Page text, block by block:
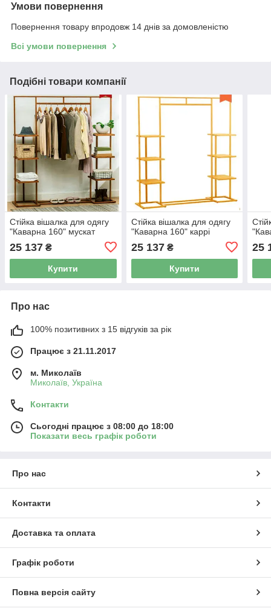
Умови повернення
Повернення товару впродовж 14 днів за домовленістю
Всі умови повернення
Подібні товари компанії
Стійка вішалка для одягу
"Каварна 160" мускат
25 137 ₴
Купити
Стійка вішалка для одягу
"Каварна 160" каррі
25 137₴
Купити
25
Про нас
100% позитивних з 15 відгуків за рік
Працює з 21.11.2017
м. Миколаїв
Миколаїв, Україна
Контакти
Сьогодні працює з 08:00 до 18:00
Показати весь графік роботи
Про нас
Контакти
Доставка та оплата
Графік роботи
Повна версія сайту